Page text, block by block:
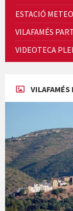
Presentació
ESTACIÓ
VILAFAMÉS
VIDEOTECA
VILAFAMÉS